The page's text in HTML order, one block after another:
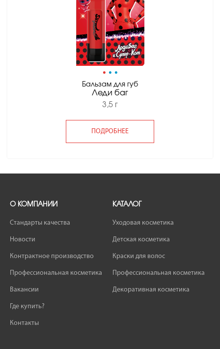
• • •
Бальзам для губ
Леди баг
3,5 г
ПОДРОБНЕЕ
О КОМПАНИИ
Стандарты качества
Новости
Контрактное производство
Профессиональная косметика
Вакансии
Где купить?
Контакты
КАТАЛОГ
Уходовая косметика
Детская косметика
Краски для волос
Профессиональная косметика
Декоративная косметика